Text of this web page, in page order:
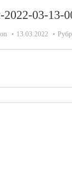
2022-03-13-
13.03.2022